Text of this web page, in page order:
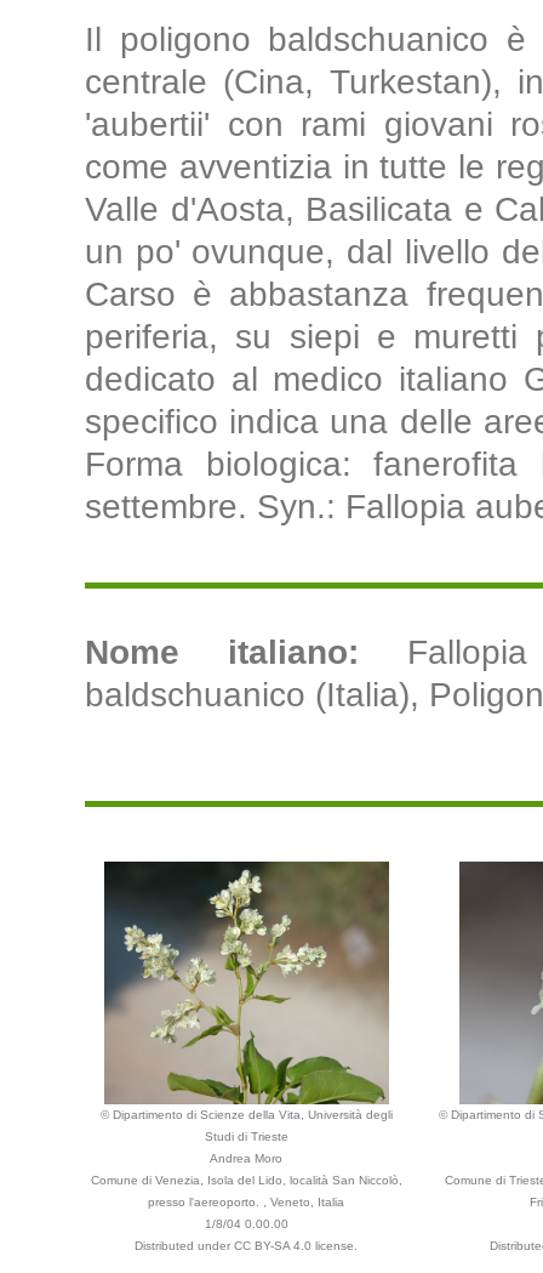
Il poligono baldschuanico
centrale (Cina, Turkestan),
'aubertii' con rami giovani
come avventizia in tutte le
Valle d'Aosta, Basilicata e
un po' ovunque, dal livello
Carso è abbastanza
periferia, su siepi e muretti
dedicato al medico italiano
specifico indica una delle
Forma biologica:
settembre. Syn.: Fallopia
Nome italiano:
baldschuanico (Italia),
© Dipartimento di Scienze della Vita, Università degli
Studi di Trieste
Andrea Moro
Comune di Venezia, Isola del Lido, località San Niccolò,
presso l'aereoporto. , Veneto, Italia
1/8/04 0.00.00
Distributed under CC BY-SA 4.0 license.
© Dipartimento di
Comune di